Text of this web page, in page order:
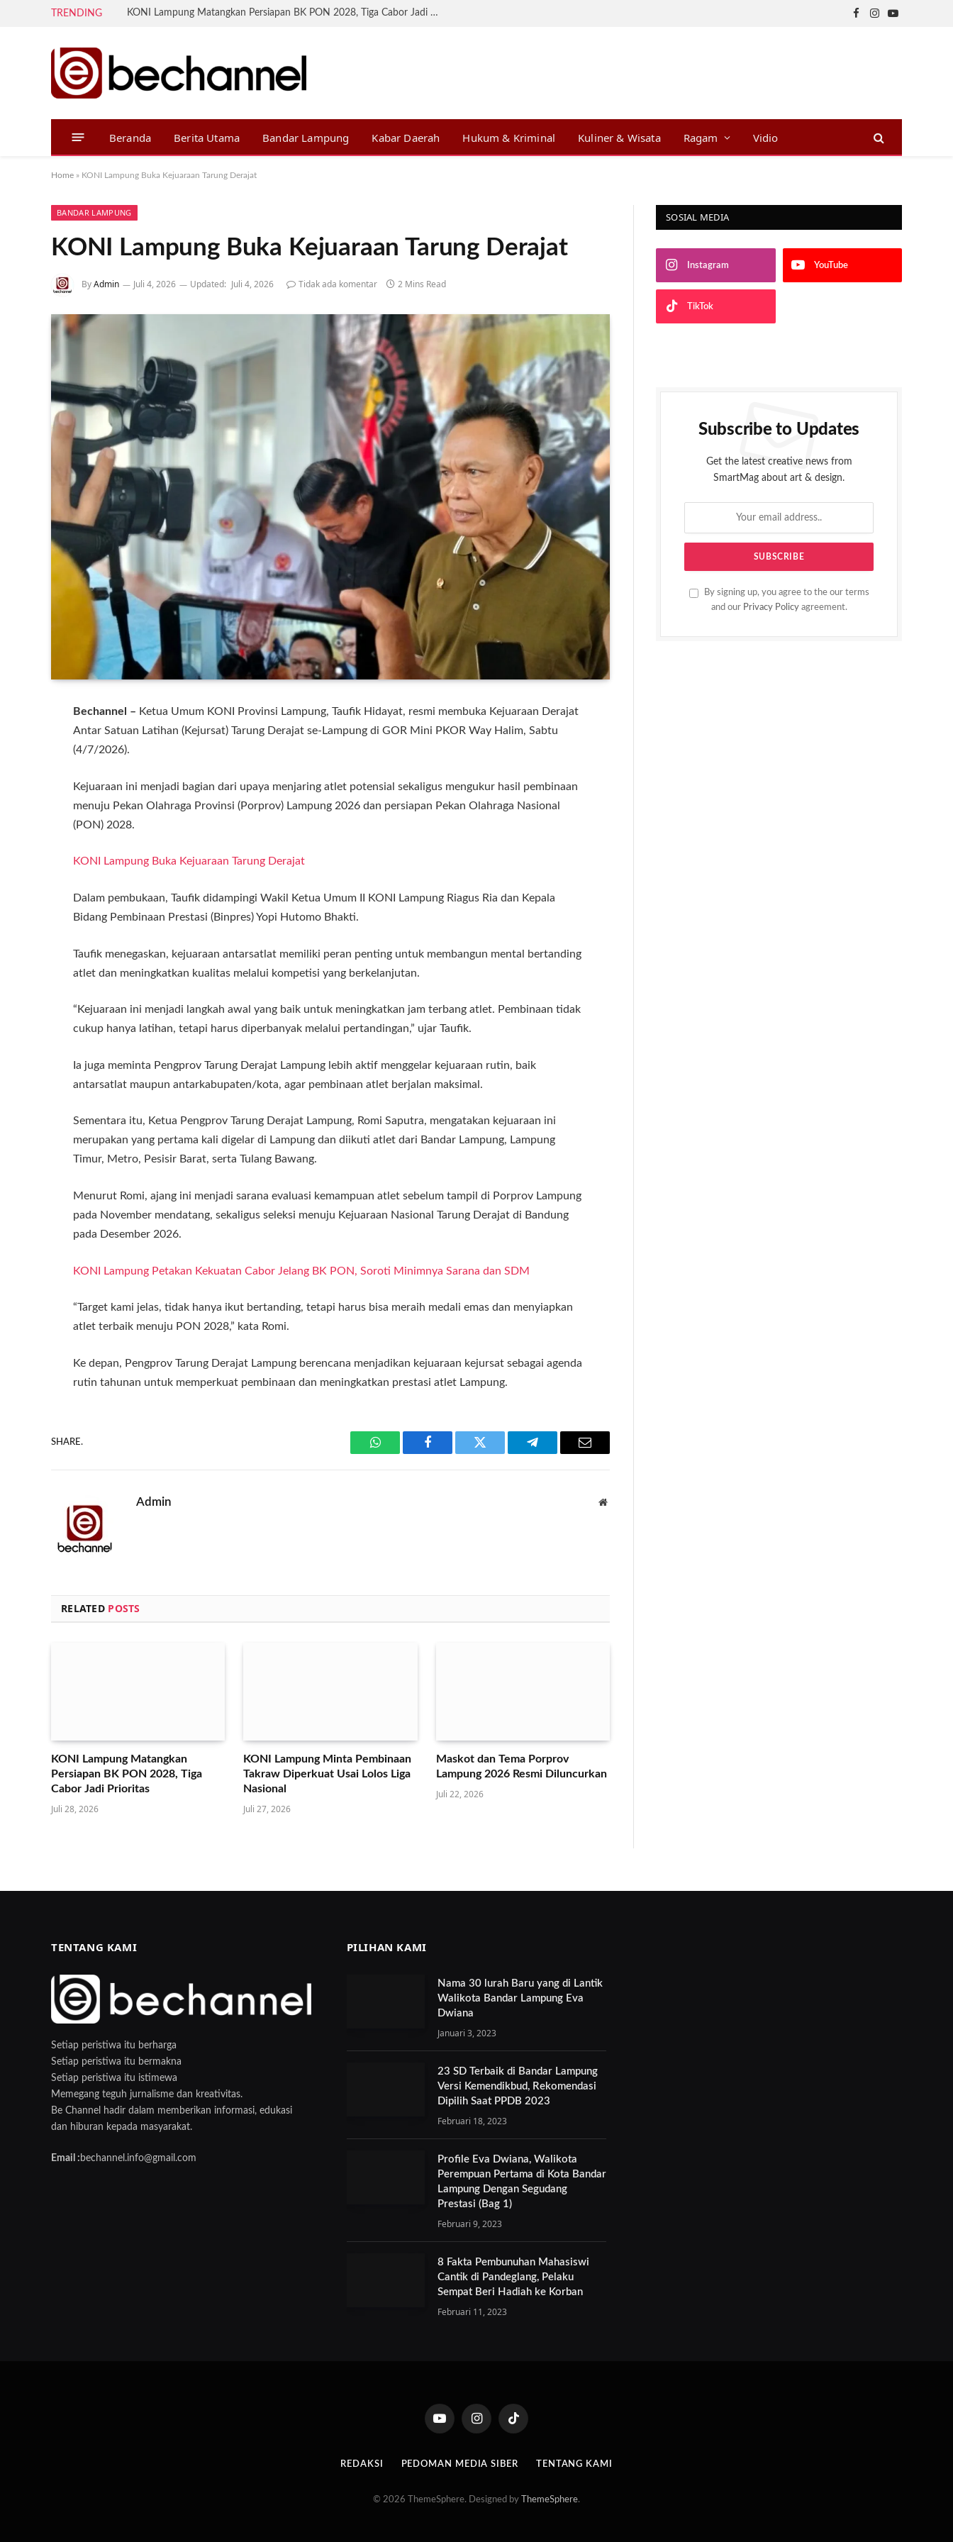
TRENDING KONI Lampung Matangkan Persiapan BK PON 2028, Tiga Cabor Jadi Prioritas
Facebook
Instagram
YouTube
Beranda Berita Utama Bandar Lampung Kabar Daerah Hukum & Kriminal Kuliner & Wisata Ragam Vidio
Home » KONI Lampung Buka Kejuaraan Tarung Derajat
BANDAR LAMPUNG
KONI Lampung Buka Kejuaraan Tarung Derajat
ByAdmin Juli 4, 2026 Updated: Juli 4, 2026 Tidak ada komentar 2 Mins Read
Bechannel – Ketua Umum KONI Provinsi Lampung, Taufik Hidayat, resmi membuka Kejuaraan Derajat
Antar Satuan Latihan (Kejursat) Tarung Derajat se-Lampung di GOR Mini PKOR Way Halim, Sabtu
(4/7/2026).
Kejuaraan ini menjadi bagian dari upaya menjaring atlet potensial sekaligus mengukur hasil pembinaan
menuju Pekan Olahraga Provinsi (Porprov) Lampung 2026 dan persiapan Pekan Olahraga Nasional
(PON) 2028.
KONI Lampung Buka Kejuaraan Tarung Derajat
Dalam pembukaan, Taufik didampingi Wakil Ketua Umum II KONI Lampung Riagus Ria dan Kepala
Bidang Pembinaan Prestasi (Binpres) Yopi Hutomo Bhakti.
Taufik menegaskan, kejuaraan antarsatlat memiliki peran penting untuk membangun mental bertanding
atlet dan meningkatkan kualitas melalui kompetisi yang berkelanjutan.
“Kejuaraan ini menjadi langkah awal yang baik untuk meningkatkan jam terbang atlet. Pembinaan tidak
cukup hanya latihan, tetapi harus diperbanyak melalui pertandingan,” ujar Taufik.
Ia juga meminta Pengprov Tarung Derajat Lampung lebih aktif menggelar kejuaraan rutin, baik
antarsatlat maupun antarkabupaten/kota, agar pembinaan atlet berjalan maksimal.
Sementara itu, Ketua Pengprov Tarung Derajat Lampung, Romi Saputra, mengatakan kejuaraan ini
merupakan yang pertama kali digelar di Lampung dan diikuti atlet dari Bandar Lampung, Lampung
Timur, Metro, Pesisir Barat, serta Tulang Bawang.
Menurut Romi, ajang ini menjadi sarana evaluasi kemampuan atlet sebelum tampil di Porprov Lampung
pada November mendatang, sekaligus seleksi menuju Kejuaraan Nasional Tarung Derajat di Bandung
pada Desember 2026.
KONI Lampung Petakan Kekuatan Cabor Jelang BK PON, Soroti Minimnya Sarana dan SDM
“Target kami jelas, tidak hanya ikut bertanding, tetapi harus bisa meraih medali emas dan menyiapkan
atlet terbaik menuju PON 2028,” kata Romi.
Ke depan, Pengprov Tarung Derajat Lampung berencana menjadikan kejuaraan kejursat sebagai agenda
rutin tahunan untuk memperkuat pembinaan dan meningkatkan prestasi atlet Lampung.
SHARE.
WhatsAppFacebook Twitter Telegram Email
Admin Website
RELATED POSTS
KONI Lampung Matangkan
Persiapan BK PON 2028, Tiga
Cabor Jadi Prioritas
Juli 28, 2026
KONI Lampung Minta Pembinaan
Takraw Diperkuat Usai Lolos Liga
Nasional
Juli 27, 2026
Maskot dan Tema Porprov
Lampung 2026 Resmi Diluncurkan
Juli 22, 2026
SOSIAL MEDIA
Instagram YouTube
TikTok
Subscribe to Updates
Get the latest creative news from
SmartMag about art & design.
By signing up, you agree to the our terms
and our Privacy Policyagreement.
TENTANG KAMI
Setiap peristiwa itu berharga
Setiap peristiwa itu bermakna
Setiap peristiwa itu istimewa
Memegang teguh jurnalisme dan kreativitas.
Be Channel hadir dalam memberikan informasi, edukasi
dan hiburan kepada masyarakat.
Email : bechannel.info@gmail.com
PILIHAN KAMI
Nama 30 lurah Baru yang di Lantik
Walikota Bandar Lampung Eva
Dwiana
Januari 3, 2023
23 SD Terbaik di Bandar Lampung
Versi Kemendikbud, Rekomendasi
Dipilih Saat PPDB 2023
Februari 18, 2023
Profile Eva Dwiana, Walikota
Perempuan Pertama di Kota Bandar
Lampung Dengan Segudang
Prestasi (Bag 1)
Februari 9, 2023
8 Fakta Pembunuhan Mahasiswi
Cantik di Pandeglang, Pelaku
Sempat Beri Hadiah ke Korban
Februari 11, 2023
YouTube InstagramTikTok
REDAKSI PEDOMAN MEDIA SIBER TENTANG KAMI
© 2026 ThemeSphere. Designed by ThemeSphere.